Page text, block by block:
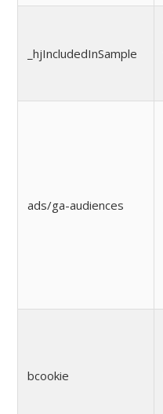
_hjIncludedInSample
ads/ga-audiences
bcookie